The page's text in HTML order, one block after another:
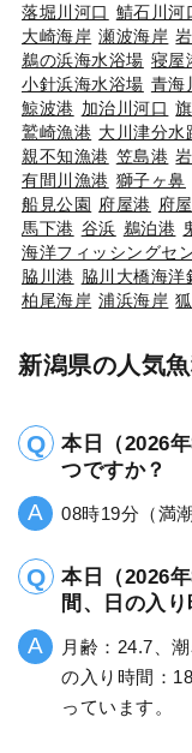
落堀川河口 鯖石川河
大崎海岸 瀬波海岸
鵜の浜海水浴場 寝屋
小針浜海水浴場 青海
鯨波港 加治川河口
鷲崎漁港 大川津分水
親不知漁港 笠島港
有間川漁港 獅子ヶ鼻
船見公園 府屋港 府
馬下港 谷浜 鵜泊港
海洋フィッシングセ
脇川港 脇川大橋海洋
柏尾海岸 浦浜海岸
新潟県の人気
本日（2026
つですか？
08時19分（満
本日（2026
間、日の入
月齢：24.7、
の入り時間：
っています。